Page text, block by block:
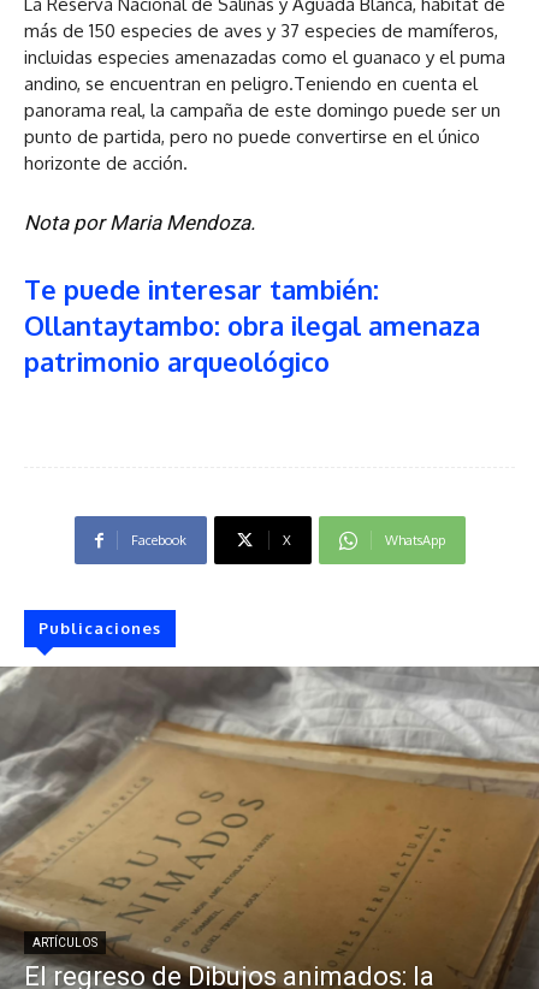
La Reserva Nacional de Salinas y Aguada Blanca, hábitat de
más de 150 especies de aves y 37 especies de mamíferos,
incluidas especies amenazadas como el guanaco y el puma
andino, se encuentran en peligro.Teniendo en cuenta el
panorama real, la campaña de este domingo puede ser un
punto de partida, pero no puede convertirse en el único
horizonte de acción.
Nota por Maria Mendoza.
Te puede interesar también:
Ollantaytambo: obra ilegal amenaza
patrimonio arqueológico
Facebook X WhatsApp
Publicaciones
ARTÍCULOS
El regreso de Dibujos animados: la